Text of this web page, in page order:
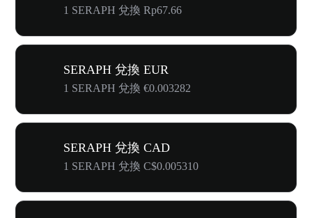
1 SERAPH 兌換 Rp67.66
SERAPH 兌換 EUR
1 SERAPH 兌換 €0.003282
SERAPH 兌換 CAD
1 SERAPH 兌換 C$0.005310